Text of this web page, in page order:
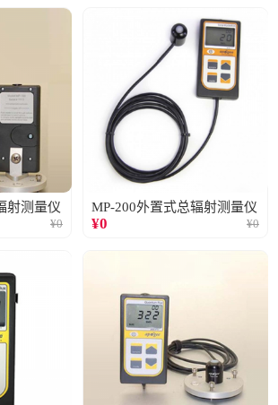
射测量仪
¥0
MP-200外置式总辐射测量仪
¥0 ¥0